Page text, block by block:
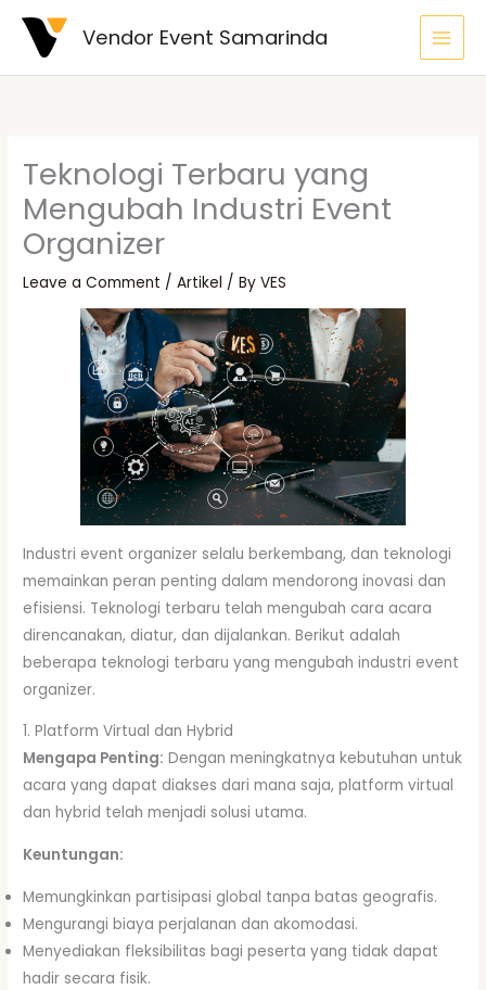
Skip
Vendor Event Samarinda
Teknologi Terbaru yang
Mengubah Industri Event
Organizer
Leave a Comment /Artikel / ByVES
Industri event organizer selalu berkembang, dan teknologi
memainkan peran penting dalam mendorong inovasi dan
efisiensi. Teknologi terbaru telah mengubah cara acara
direncanakan, diatur, dan dijalankan. Berikut adalah
beberapa teknologi terbaru yang mengubah industri event
organizer.
1. Platform Virtual dan Hybrid
Mengapa Penting: Dengan meningkatnya kebutuhan untuk
acara yang dapat diakses dari mana saja, platform virtual
dan hybrid telah menjadi solusi utama.
Keuntungan:
Memungkinkan partisipasi global tanpa batas geografis.
Mengurangi biaya perjalanan dan akomodasi.
Menyediakan fleksibilitas bagi peserta yang tidak dapat
hadir secara fisik.